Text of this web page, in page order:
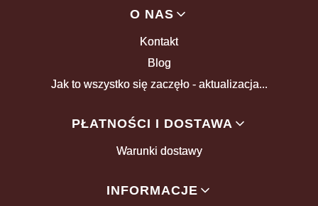
O NAS
Kontakt
Blog
Jak to wszystko się zaczęło - aktualizacja...
PŁATNOŚCI I DOSTAWA
Warunki dostawy
INFORMACJE